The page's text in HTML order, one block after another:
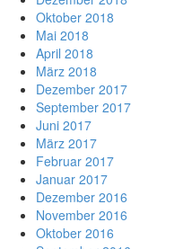
Oktober 2018
Mai 2018
April 2018
März 2018
Dezember 2017
September 2017
Juni 2017
März 2017
Februar 2017
Januar 2017
Dezember 2016
November 2016
Oktober 2016